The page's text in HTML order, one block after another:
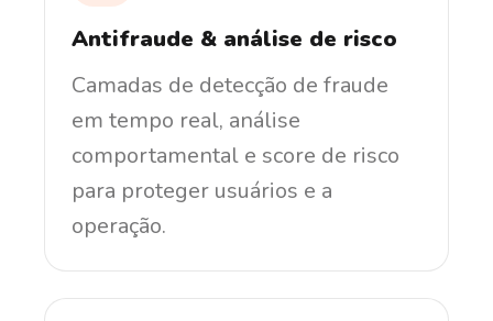
Antifraude & análise de risco
Camadas de detecção de fraude
em tempo real, análise
comportamental e score de risco
para proteger usuários e a
operação.